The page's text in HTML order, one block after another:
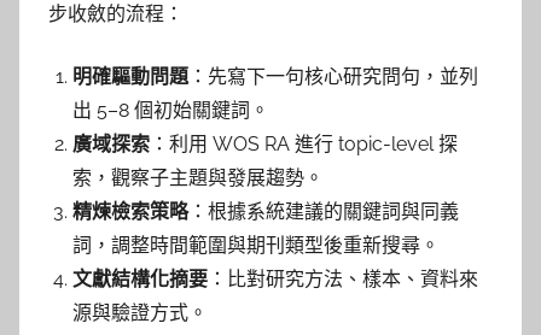
步收斂的流程：
明確驅動問題 ：先寫下一句核心研究問句，並列
出 5–8 個初始關鍵詞。
廣域探索 ：利用 WOS RA 進行 topic-level 探
索，觀察子主題與發展趨勢。
精煉檢索策略：根據系統建議的關鍵詞與同義
詞，調整時間範圍與期刊類型後重新搜尋。
文獻結構化摘要 ：比對研究方法、樣本、資料來
源與驗證方式。